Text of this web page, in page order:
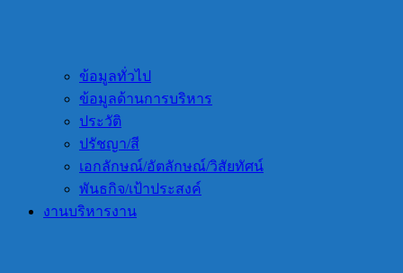
ข้อมูลทั่วไป
ข้อมูลด้านการบริหาร
ประวัติ
ปรัชญา/สี
เอกลักษณ์/อัตลักษณ์/วิสัยทัศน์
พันธกิจ/เป้าประสงค์
งานบริหารงาน